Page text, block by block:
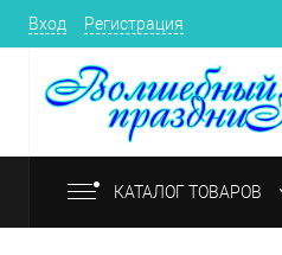
Вход Регистрация
КАТАЛОГ ТОВАРОВ